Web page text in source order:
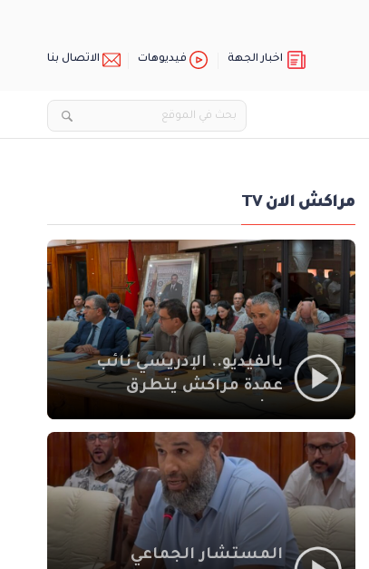
اخبار الجهة فيديوهات الاتصال بنا
مراكش الان TV
بالفيديو.. الإدريسي نائب
عمدة مراكش يتطرق
الاجتماعي في نقل
المحطة الطرقية إلى
العزوزية
المستشار الجماعي